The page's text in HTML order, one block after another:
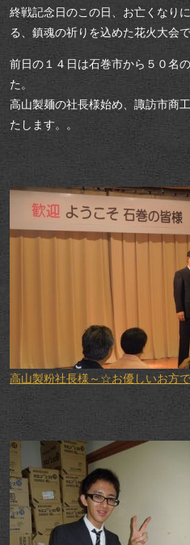
終戦記念日のこの日、お亡くなり
る、鎮魂の祈りを込めた花火大会で
前日の１４日は石巻市から５０名
た。
高山製麺の社長様始め、諏訪市商
たします。。
高山製粉社長様～☆お優しいお方で